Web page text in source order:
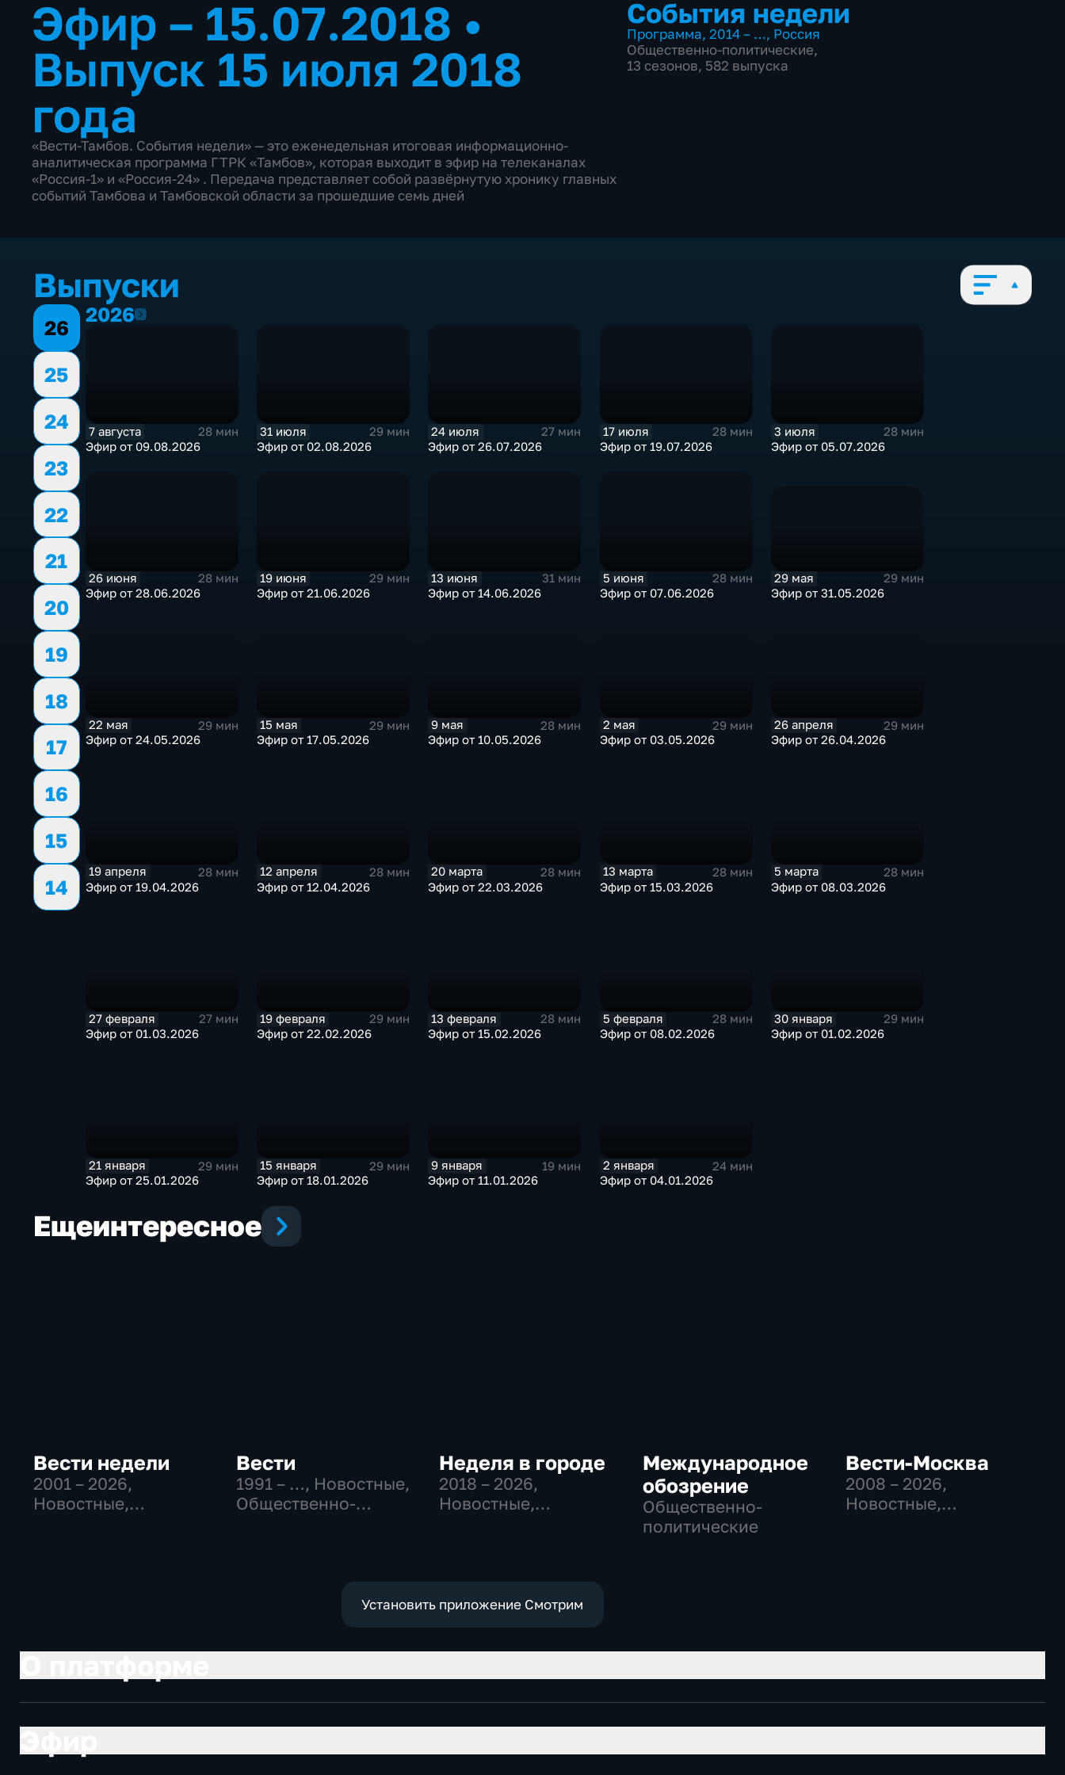
Эфир – 15.07.2018 •
Выпуск 15 июля 2018
года
«Вести-Тамбов. События недели» — это еженедельная итоговая информационно-
аналитическая программа ГТРК «Тамбов», которая выходит в эфир на телеканалах
«Россия-1» и «Россия-24» . Передача представляет собой развёрнутую хронику главных
событий Тамбова и Тамбовской области за прошедшие семь дней
События недели
Программа, 2014 – …, Россия
Общественно-политические,
13 сезонов, 582 выпуска
Выпуски
26
25
24
23
22
21
20
19
18
17
16
15
14
20262026
7 августа
28 мин
Эфир от 09.08.2026
31 июля
29 мин
Эфир от 02.08.2026
24 июля
27 мин
Эфир от 26.07.2026
17 июля
28 мин
Эфир от 19.07.2026
3 июля
28 мин
Эфир от 05.07.2026
26 июня
28 мин
Эфир от 28.06.2026
19 июня
29 мин
Эфир от 21.06.2026
13 июня
31 мин
Эфир от 14.06.2026
5 июня
28 мин
Эфир от 07.06.2026
29 мая
29 мин
Эфир от 31.05.2026
22 мая
29 мин
Эфир от 24.05.2026
15 мая
29 мин
Эфир от 17.05.2026
9 мая
28 мин
Эфир от 10.05.2026
2 мая
29 мин
Эфир от 03.05.2026
26 апреля
29 мин
Эфир от 26.04.2026
19 апреля
28 мин
Эфир от 19.04.2026
12 апреля
28 мин
Эфир от 12.04.2026
20 марта
28 мин
Эфир от 22.03.2026
13 марта
28 мин
Эфир от 15.03.2026
5 марта
28 мин
Эфир от 08.03.2026
27 февраля
27 мин
Эфир от 01.03.2026
19 февраля
29 мин
Эфир от 22.02.2026
13 февраля
28 мин
Эфир от 15.02.2026
5 февраля
28 мин
Эфир от 08.02.2026
30 января
29 мин
Эфир от 01.02.2026
21 января
29 мин
Эфир от 25.01.2026
15 января
29 мин
Эфир от 18.01.2026
9 января
19 мин
Эфир от 11.01.2026
2 января
24 мин
Эфир от 04.01.2026
Ещеинтересное
Вести недели
2001 – 2026,
Новостные,
Вести
1991 – …, Новостные,
Общественно-
Неделя в городе
2018 – 2026,
Новостные,
Международное
обозрение
Общественно-
политические
Вести-Москва
2008 – 2026,
Новостные,
Установить приложение Смотрим